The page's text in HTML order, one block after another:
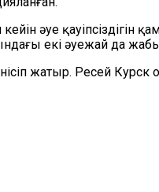
әуе қауіпсіздігін
екі әуежай да
жатыр. Ресей Курск